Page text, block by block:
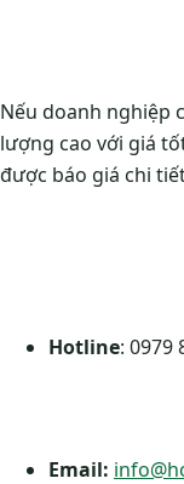
Nếu doanh nghiệp
lượng cao với giá
được báo giá chi
Hotline: 0979
Email: